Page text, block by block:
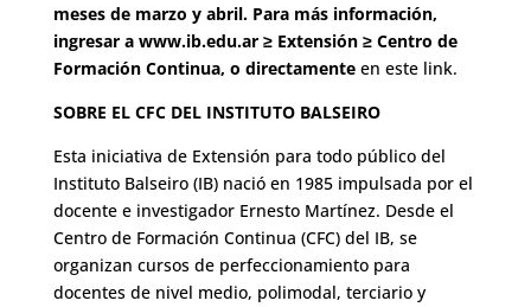
meses de marzo y abril. Para más información,
ingresar a www.ib.edu.ar ≥ Extensión ≥ Centro de
Formación Continua, o directamente en este link.
SOBRE EL CFC DEL INSTITUTO BALSEIRO
Esta iniciativa de Extensión para todo público del
Instituto Balseiro (IB) nació en 1985 impulsada por el
docente e investigador Ernesto Martínez. Desde el
Centro de Formación Continua (CFC) del IB, se
organizan cursos de perfeccionamiento para
docentes de nivel medio, polimodal, terciario y